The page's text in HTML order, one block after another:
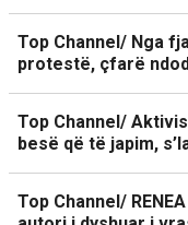
Top Channel/ Nga
protestë, çfarë
Top Channel/
besë që të japim,
Top Channel/